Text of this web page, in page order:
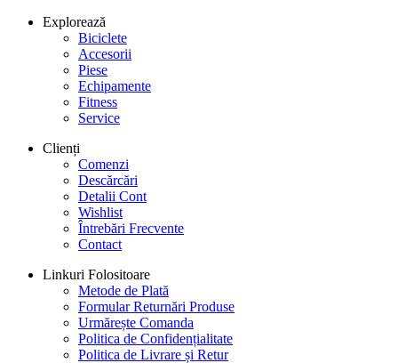
Explorează
Biciclete
Accesorii
Piese
Echipamente
Fitness
Service
Clienți
Comenzi
Descărcări
Detalii Cont
Wishlist
Întrebări Frecvente
Contact
Linkuri Folositoare
Metode de Plată
Formular Returnări Produse
Urmărește Comanda
Politica de Confidențialitate
Politica de Livrare și Retur